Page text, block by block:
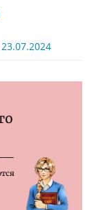
23.07.2024